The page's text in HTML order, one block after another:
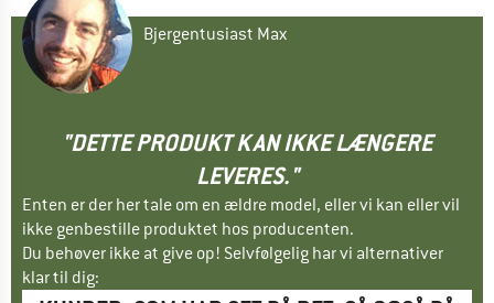
Bjergentusiast Max
"DETTE PRODUKT KAN IKKE LÆNGERE
LEVERES."
Enten er der her tale om en ældre model, eller vi kan eller vil
ikke genbestille produktet hos producenten.
Du behøver ikke at give op! Selvfølgelig har vi alternativer
klar til dig: